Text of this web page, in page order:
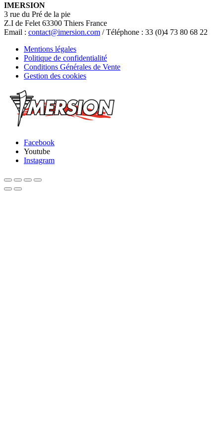
IMERSION
3 rue du Pré de la pie
Z.I de Felet 63300 Thiers France
Email : contact@imersion.com / Téléphone : 33 (0)4 73 80 68 22
Mentions légales
Politique de confidentialité
Conditions Générales de Vente
Gestion des cookies
Facebook
Youtube
Instagram